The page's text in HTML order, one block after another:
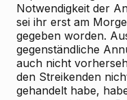
Notwendigkeit der
sei ihr erst am
gegeben worden.
gegenständliche
auch nicht
den Streikenden
gehandelt habe,